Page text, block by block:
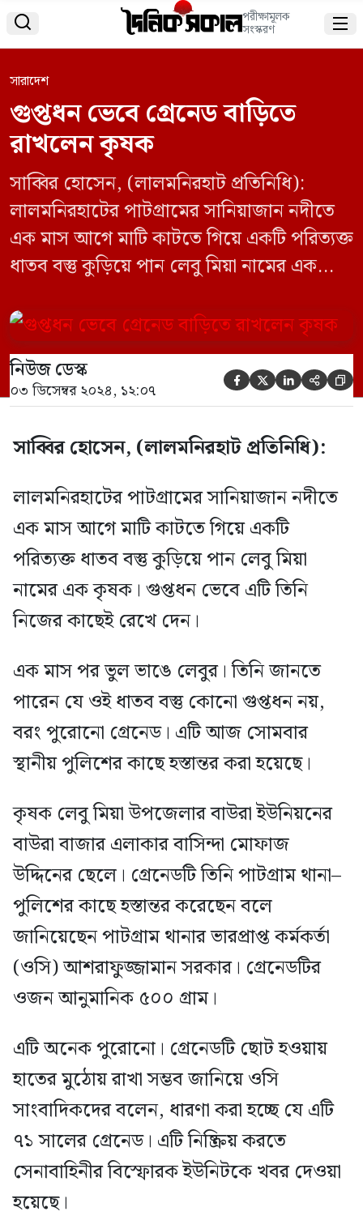
 পরীক্ষামূলক
সংস্করণ 
সারাদেশ
গুপ্তধন ভেবে গ্রেনেড বাড়িতে
রাখলেন কৃষক
সাব্বির হোসেন, (লালমনিরহাট প্রতিনিধি):
লালমনিরহাটের পাটগ্রামের সানিয়াজান নদীতে
এক মাস আগে মাটি কাটতে গিয়ে একটি পরিত্যক্ত
ধাতব বস্তু কুড়িয়ে পান লেবু মিয়া নামের এক
রেখে দেন। এক মাস পর ভুল ভাঙে লেবুর। তিনি
জানতে পারেন যে ওই ধাতব বস্তু কোনো গুপ্তধন
নয়, বরং পুরোনো গ্রেনেড। এটি আজ সোমবার
[…]
নিউজ ডেস্ক
০৩ ডিসেম্বর ২০২৪, ১২:০৭     
সাব্বির হোসেন, (লালমনিরহাট প্রতিনিধি):
লালমনিরহাটের পাটগ্রামের সানিয়াজান নদীতে
এক মাস আগে মাটি কাটতে গিয়ে একটি
পরিত্যক্ত ধাতব বস্তু কুড়িয়ে পান লেবু মিয়া
নামের এক কৃষক। গুপ্তধন ভেবে এটি তিনি
নিজের কাছেই রেখে দেন।
এক মাস পর ভুল ভাঙে লেবুর। তিনি জানতে
পারেন যে ওই ধাতব বস্তু কোনো গুপ্তধন নয়,
বরং পুরোনো গ্রেনেড। এটি আজ সোমবার
স্থানীয় পুলিশের কাছে হস্তান্তর করা হয়েছে।
কৃষক লেবু মিয়া উপজেলার বাউরা ইউনিয়নের
বাউরা বাজার এলাকার বাসিন্দা মোফাজ
উদ্দিনের ছেলে। গ্রেনেডটি তিনি পাটগ্রাম থানা–
পুলিশের কাছে হস্তান্তর করেছেন বলে
জানিয়েছেন পাটগ্রাম থানার ভারপ্রাপ্ত কর্মকর্তা
(ওসি) আশরাফুজ্জামান সরকার। গ্রেনেডটির
ওজন আনুমানিক ৫০০ গ্রাম।
এটি অনেক পুরোনো। গ্রেনেডটি ছোট হওয়ায়
হাতের মুঠোয় রাখা সম্ভব জানিয়ে ওসি
সাংবাদিকদের বলেন, ধারণা করা হচ্ছে যে এটি
৭১ সালের গ্রেনেড। এটি নিষ্ক্রিয় করতে
সেনাবাহিনীর বিস্ফোরক ইউনিটকে খবর দেওয়া
হয়েছে।